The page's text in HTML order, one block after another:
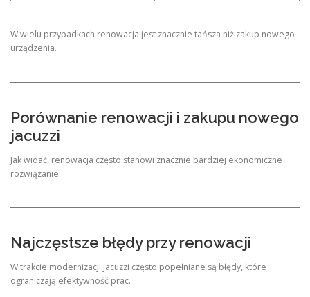
W wielu przypadkach renowacja jest znacznie tańsza niż zakup nowego
urządzenia.
Porównanie renowacji i zakupu nowego
jacuzzi
Jak widać, renowacja często stanowi znacznie bardziej ekonomiczne
rozwiązanie.
Najczęstsze błędy przy renowacji
W trakcie modernizacji jacuzzi często popełniane są błędy, które
ograniczają efektywność prac.